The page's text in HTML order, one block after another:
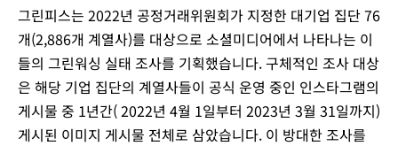
그린피스는 2022년 공정거래위원회가 지정한 대기업 집단 76
개(2,886개 계열사)를 대상으로 소셜미디어에서 나타나는 이
들의 그린워싱 실태 조사를 기획했습니다. 구체적인 조사 대상
은 해당 기업 집단의 계열사들이 공식 운영 중인 인스타그램의
게시물 중 1년간( 2022년 4월 1일부터 2023년 3월 31일까지)
게시된 이미지 게시물 전체로 삼았습니다. 이 방대한 조사를